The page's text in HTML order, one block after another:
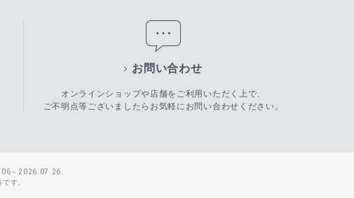
お問い合わせ
オンラインショップや店舗をご利用いただく上で、
ご不明点等ございましたらお気軽にお問い合わせください。
～2026.07.26、
す。